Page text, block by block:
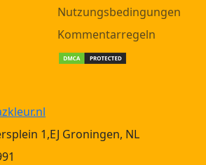
Nutzungsbedingungen
Kommentarregeln
1,EJ Groningen, NL